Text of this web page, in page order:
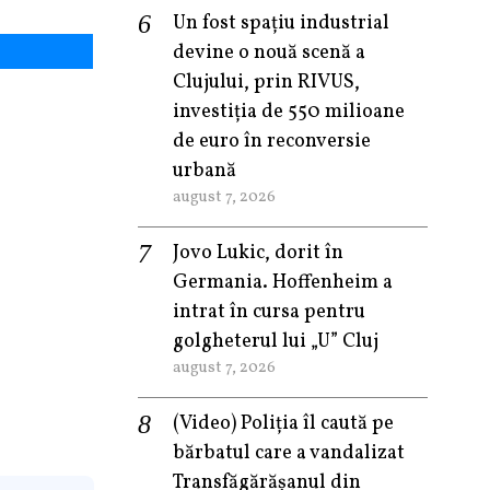
Un fost spațiu industrial
devine o nouă scenă a
Clujului, prin RIVUS,
investiția de 550 milioane
de euro în reconversie
urbană
august 7, 2026
Jovo Lukic, dorit în
Germania. Hoffenheim a
intrat în cursa pentru
golgheterul lui „U” Cluj
august 7, 2026
(Video) Poliția îl caută pe
bărbatul care a vandalizat
Transfăgărășanul din